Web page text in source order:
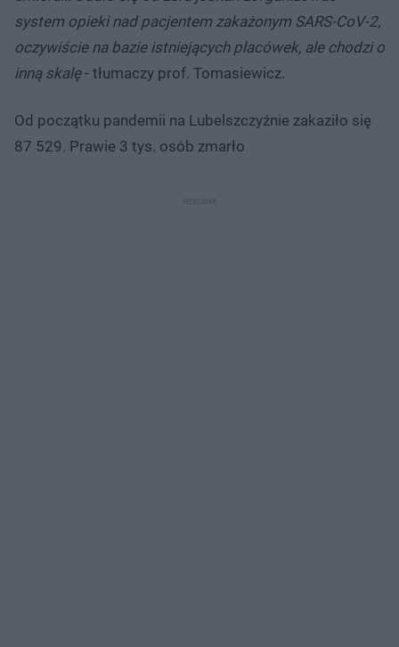
system opieki nad pacjentem zakażonym SARS-CoV-2,
oczywiście na bazie istniejących placówek, ale chodzi o
inną skalę- tłumaczy prof. Tomasiewicz.
Od początku pandemii na Lubelszczyźnie zakaziło się
87 529. Prawie 3 tys. osób zmarło